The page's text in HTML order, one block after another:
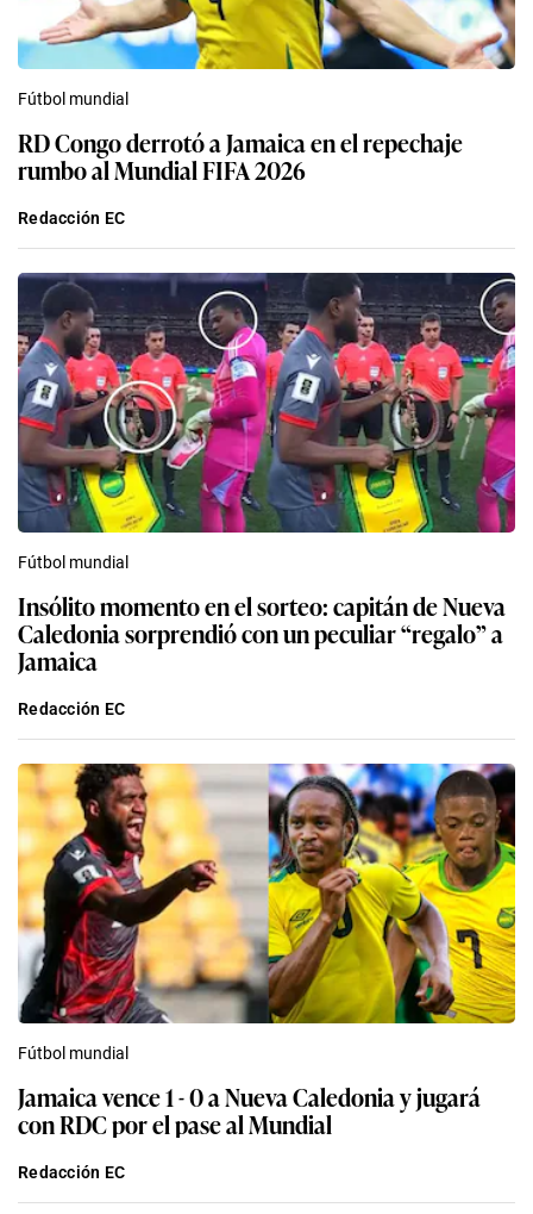
Fútbol mundial
RD Congo derrotó a Jamaica en el repechaje
rumbo al Mundial FIFA 2026
Redacción EC
Fútbol mundial
Insólito momento en el sorteo: capitán de Nueva
Caledonia sorprendió con un peculiar “regalo” a
Jamaica
Redacción EC
Fútbol mundial
Jamaica vence 1 - 0 a Nueva Caledonia y jugará
con RDC por el pase al Mundial
Redacción EC